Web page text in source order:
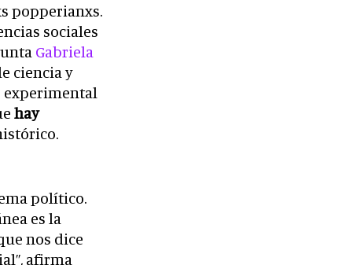
popperianxs.
sociales
Gabriela
ciencia y
experimental
hay
político.
es la
nos dice
afirma